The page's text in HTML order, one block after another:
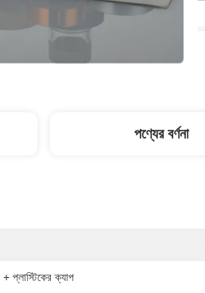
পণ্যের বর্ণনা
+ প্লাস্টিকের ক্যাপ